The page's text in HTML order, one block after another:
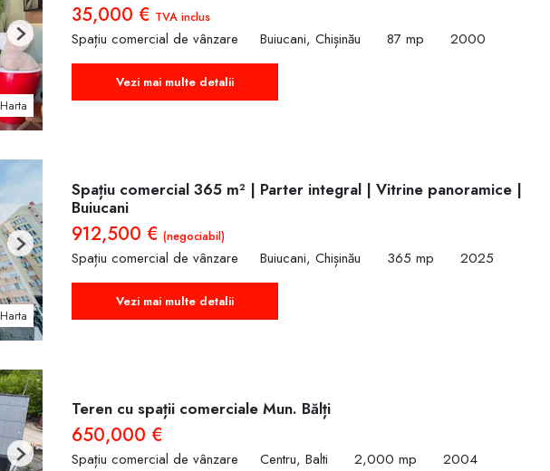
Harta
Next
35,000 € TVA inclus
Spațiu comercial de vânzare Buiucani, Chișinău 87 mp 2000
Vezi mai multe detalii
Harta
Next
Spațiu comercial 365 m² | Parter integral | Vitrine panoramice |
Buiucani
912,500 € (negociabil)
Spațiu comercial de vânzare Buiucani, Chișinău 365 mp 2025
Vezi mai multe detalii
Next
Teren cu spații comerciale Mun. Bălți
650,000 €
Spațiu comercial de vânzare Centru, Balti 2,000 mp 2004